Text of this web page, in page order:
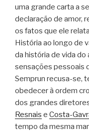
uma grande carta a
declaração de amor,
os fatos que ele
História ao longo de
da história de vida
sensações pessoais
Semprun recusa-se,
obedecer à ordem
dos grandes
Resnais e Costa-
tempo da mesma